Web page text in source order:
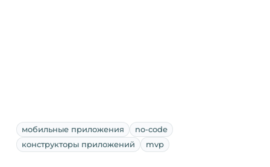
мобильные приложения
no-code
конструкторы приложений
mvp